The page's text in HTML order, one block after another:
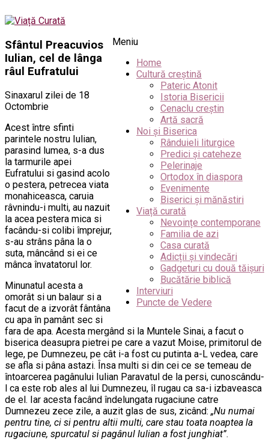
Meniu
Home
Cultură creștină
Pateric Atonit
Istoria Bisericii
Cenaclu creștin
Artă sacră
Noi și Biserica
Rânduieli liturgice
Predici și cateheze
Pelerinaje
Ortodox în diaspora
Evenimente
Biserici și mănăstiri
Viață curată
Nevoințe contemporane
Familia de azi
Casa curată
Adicții și vindecări
Gadgeturi cu două tăișuri
Bucătărie biblică
Interviuri
Puncte de Vedere
Sfântul Preacuvios
Iulian, cel de lânga
râul Eufratului
Sinaxarul zilei de 18
Octombrie
Acest între sfinti
parintele nostru Iulian,
parasind lumea, s-a dus
la tarmurile apei
Eufratului si gasind acolo
o pestera, petrecea viata
monahiceasca, caruia
râvnindu-i multi, au nazuit
la acea pestera mica si
facându-si colibi împrejur,
s-au strâns pâna la o
suta, mâncând si ei ce
mânca învatatorul lor.
Minunatul acesta a
omorât si un balaur si a
facut de a izvorât fântâna
cu apa în pamânt sec si
fara de apa. Acesta mergând si la Muntele Sinai, a facut o
biserica deasupra pietrei pe care a vazut Moise, primitorul de
lege, pe Dumnezeu, pe cât i-a fost cu putinta a-L vedea, care
se afla si pâna astazi. Însa multi si din cei ce se temeau de
întoarcerea pagânului Iulian Paravatul de la persi, cunoscându-
l ca este rob ales al lui Dumnezeu, îl rugau ca sa-i izbaveasca
de el. Iar acesta facând îndelungata rugaciune catre
Dumnezeu zece zile, a auzit glas de sus, zicând: „Nu numai
pentru tine, ci si pentru altii multi, care stau toata noaptea la
rugaciune, spurcatul si pagânul Iulian a fost junghiat”.